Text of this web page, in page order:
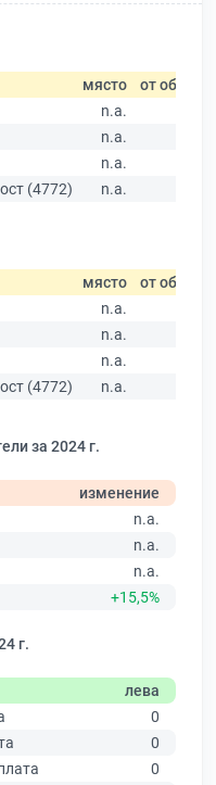
място от общо
n.a.
n.a.
n.a.
(4772)
n.a.
място от общо
n.a.
n.a.
n.a.
(4772)
n.a.
за 2024 г.
изменение
n.a.
n.a.
n.a.
+15,5%
г.
лева
0
0
0